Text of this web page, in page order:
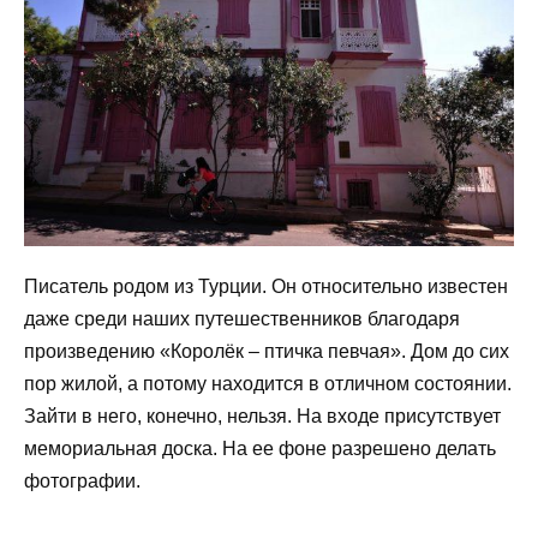
Писатель родом из Турции. Он относительно известен
даже среди наших путешественников благодаря
произведению «Королёк – птичка певчая». Дом до сих
пор жилой, а потому находится в отличном состоянии.
Зайти в него, конечно, нельзя. На входе присутствует
мемориальная доска. На ее фоне разрешено делать
фотографии.